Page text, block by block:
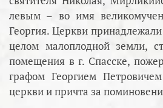
левым – во имя
Георгия. Церкви
целом малоплодной земли,
помещения в г. Спасске,
графом Георгием
церкви и причта за